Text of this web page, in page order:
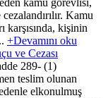
Kamu
karşısında, kişinin
+Devamını oku
ve Cezası
289- (1)
teslim olunan
elkonulmuş